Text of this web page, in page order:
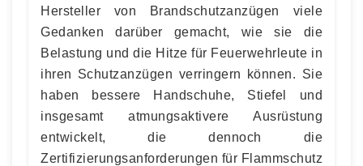
Hersteller von Brandschutzanzügen viele
Gedanken darüber gemacht, wie sie die
Belastung und die Hitze für Feuerwehrleute in
ihren Schutzanzügen verringern können. Sie
haben bessere Handschuhe, Stiefel und
insgesamt atmungsaktivere Ausrüstung
entwickelt, die dennoch die
Zertifizierungsanforderungen für Flammschutz